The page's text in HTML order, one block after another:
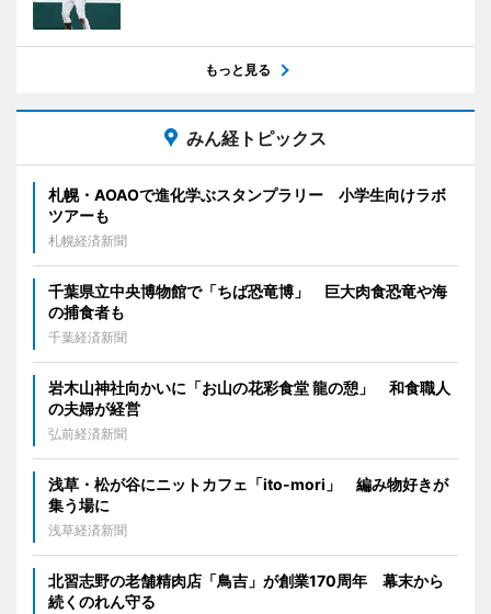
もっと見る
みん経トピックス
札幌・AOAOで進化学ぶスタンプラリー 小学生向けラボ
ツアーも
札幌経済新聞
千葉県立中央博物館で「ちば恐竜博」 巨大肉食恐竜や海
の捕食者も
千葉経済新聞
岩木山神社向かいに「お山の花彩食堂 龍の憩」 和食職人
の夫婦が経営
弘前経済新聞
浅草・松が谷にニットカフェ「ito-mori」 編み物好きが
集う場に
浅草経済新聞
北習志野の老舗精肉店「鳥吉」が創業170周年 幕末から
続くのれん守る